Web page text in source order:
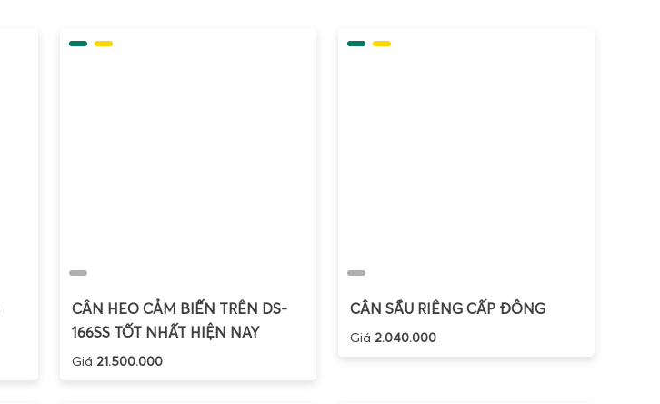
CÂN HEO CẢM BIẾN TRÊN DS-
166SS TỐT NHẤT HIỆN NAY
Giá 21.500.000
CÂN SẦU RIÊNG CẤP ĐÔNG
Giá 2.040.000